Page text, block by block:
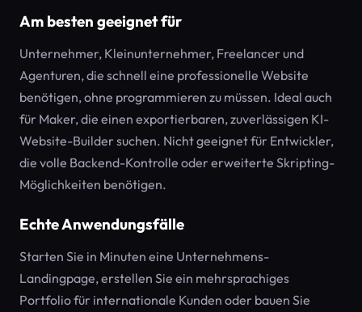
Am besten geeignet für
Unternehmer, Kleinunternehmer, Freelancer und
Agenturen, die schnell eine professionelle Website
benötigen, ohne programmieren zu müssen. Ideal auch
für Maker, die einen exportierbaren, zuverlässigen KI-
Website-Builder suchen. Nicht geeignet für Entwickler,
die volle Backend-Kontrolle oder erweiterte Skripting-
Möglichkeiten benötigen.
Echte Anwendungsfälle
Starten Sie in Minuten eine Unternehmens-
Landingpage, erstellen Sie ein mehrsprachiges
Portfolio für internationale Kunden oder bauen Sie